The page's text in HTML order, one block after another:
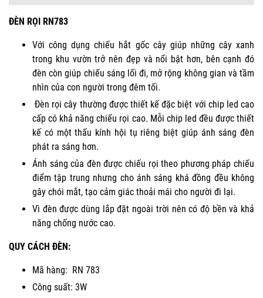
ĐÈN RỌI RN783
Với công dụng chiếu hắt gốc cây giúp những cây xanh
trong khu vườn trở nên đẹp và nổi bật hơn, bên cạnh đó
đèn còn giúp chiếu sáng lối đi, mở rộng không gian và tầm
nhìn của con người trong đêm tối.
Đèn rọi cây thường được thiết kế đặc biệt với chip led cao
cấp có khả năng chiếu rọi cao. Mỗi chip led đều được thiết
kế có một thấu kính hội tụ riêng biệt giúp ánh sáng đèn
phát ra sáng hơn.
Ánh sáng của đèn được chiếu rọi theo phương pháp chiếu
điểm tập trung nhưng cho ánh sáng khá đồng đều không
gây chói mắt, tạo cảm giác thoải mái cho người đi lại.
Vì đèn được dùng lắp đặt ngoài trời nên có độ bền và khả
năng chống nước cao.
QUY CÁCH ĐÈN:
Mã hàng: RN 783
Công suất: 3W